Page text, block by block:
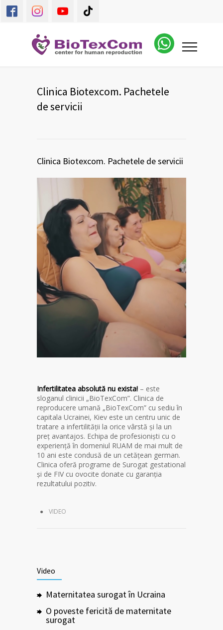
Clinica Biotexcom. Pachetele
de servicii
Clinica Biotexcom. Pachetele de servicii
Infertilitatea absolută nu exista! – este
sloganul clinicii „BioTexCom”. Clinica de
reproducere umană „BioTexCom” cu sediu în
capitala Ucrainei, Kiev este un centru unic de
tratare a infertilității la orice vârstă și la un
preț avantajos. Echipa de profesioniști cu o
experiență în domeniul RUAM de mai mult de
10 ani este condusă de un cetățean german.
Clinica oferă programe de Surogat gestational
și de FIV cu ovocite donate cu garanția
rezultatului pozitiv.
VIDEO
Video
Maternitatea surogat în Ucraina
O poveste fericită de maternitate
surogat